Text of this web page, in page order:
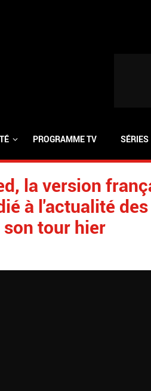
PROGRAMME TV SÉRIES
la version
à l'actualité
tour hier